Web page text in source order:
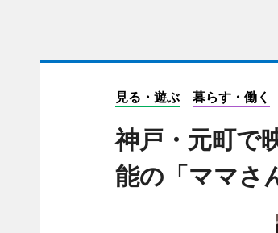
見る・遊ぶ 暮らす・働く
神戸・元町で
能の「ママさ